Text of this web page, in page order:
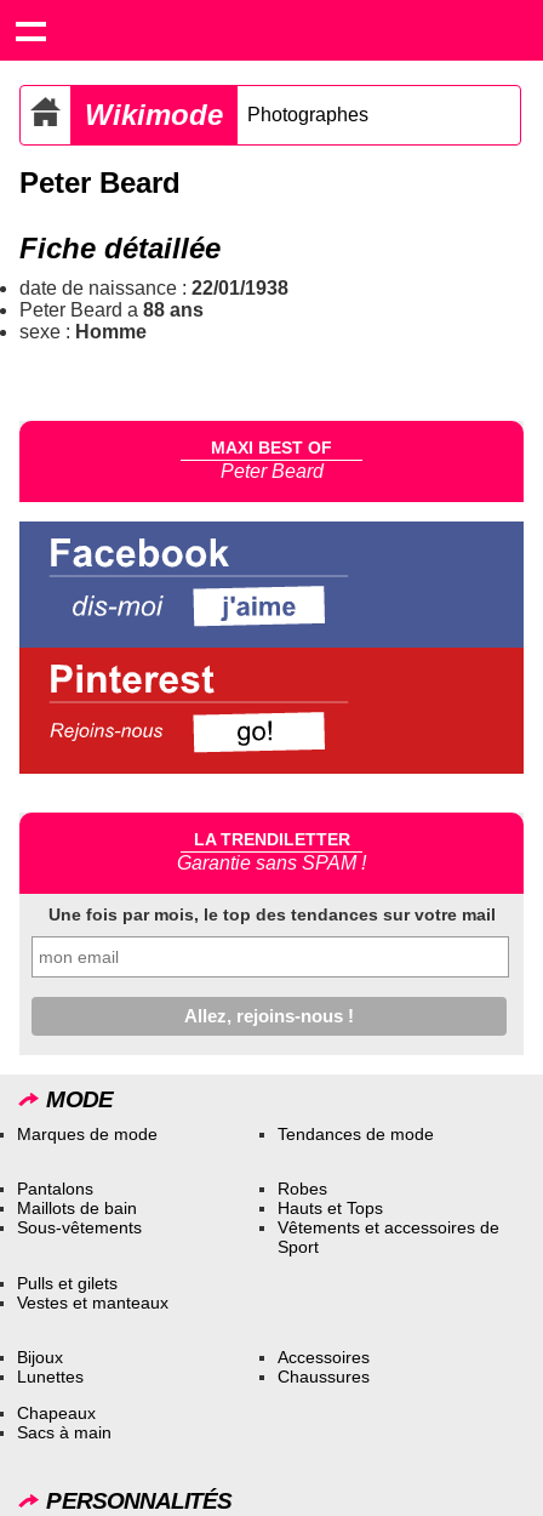
Wikimode Photographes
Peter Beard
Fiche détaillée
date de naissance : 22/01/1938
Peter Beard a 88 ans
sexe : Homme
MAXI BEST OF
Peter Beard
LA TRENDILETTER
Garantie sans SPAM !
Une fois par mois, le top des tendances sur votre mail
MODE
Marques de mode Tendances de mode
Pantalons
Maillots de bain
Sous-vêtements
Robes
Hauts et Tops
Vêtements et accessoires de
Sport
Pulls et gilets
Vestes et manteaux
Bijoux
Lunettes
Accessoires
Chaussures
Chapeaux
Sacs à main
PERSONNALITÉS